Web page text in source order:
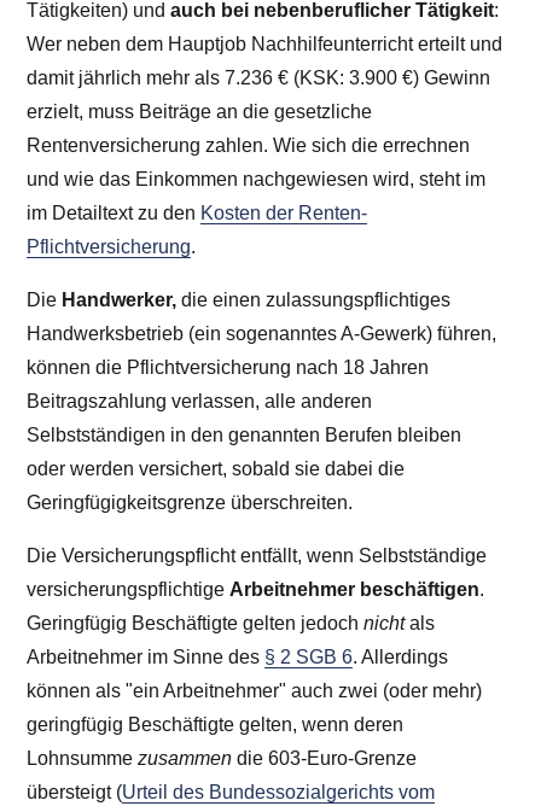
Tätigkeiten) undauch bei nebenberuflicher Tätigkeit:
Wer neben dem Hauptjob Nachhilfeunterricht erteilt und
damit jährlich mehr als7.236 € (KSK:3.900 €) Gewinn
erzielt, muss Beiträge an die gesetzliche
Rentenversicherung zahlen. Wie sich die errechnen
und wie das Einkommen nachgewiesen wird, steht im
im Detailtext zu den Kosten der Renten-
Pflichtversicherung.
Die Handwerker, die einen zulassungspflichtiges
Handwerksbetrieb (ein sogenanntes A-Gewerk) führen,
können die Pflichtversicherung nach 18 Jahren
Beitragszahlung verlassen, alle anderen
Selbstständigen in den genannten Berufen bleiben
oder werden versichert, sobald sie dabei die
Geringfügigkeitsgrenze überschreiten.
Die Versicherungspflicht entfällt, wenn Selbstständige
versicherungspflichtige Arbeitnehmer beschäftigen.
Geringfügig Beschäftigte gelten jedochnichtals
Arbeitnehmer im Sinne des § 2 SGB 6. Allerdings
können als "ein Arbeitnehmer" auch zwei (oder mehr)
geringfügig Beschäftigte gelten, wenn deren
Lohnsummezusammen die603-Euro-Grenze
übersteigt (Urteil des Bundessozialgerichts vom